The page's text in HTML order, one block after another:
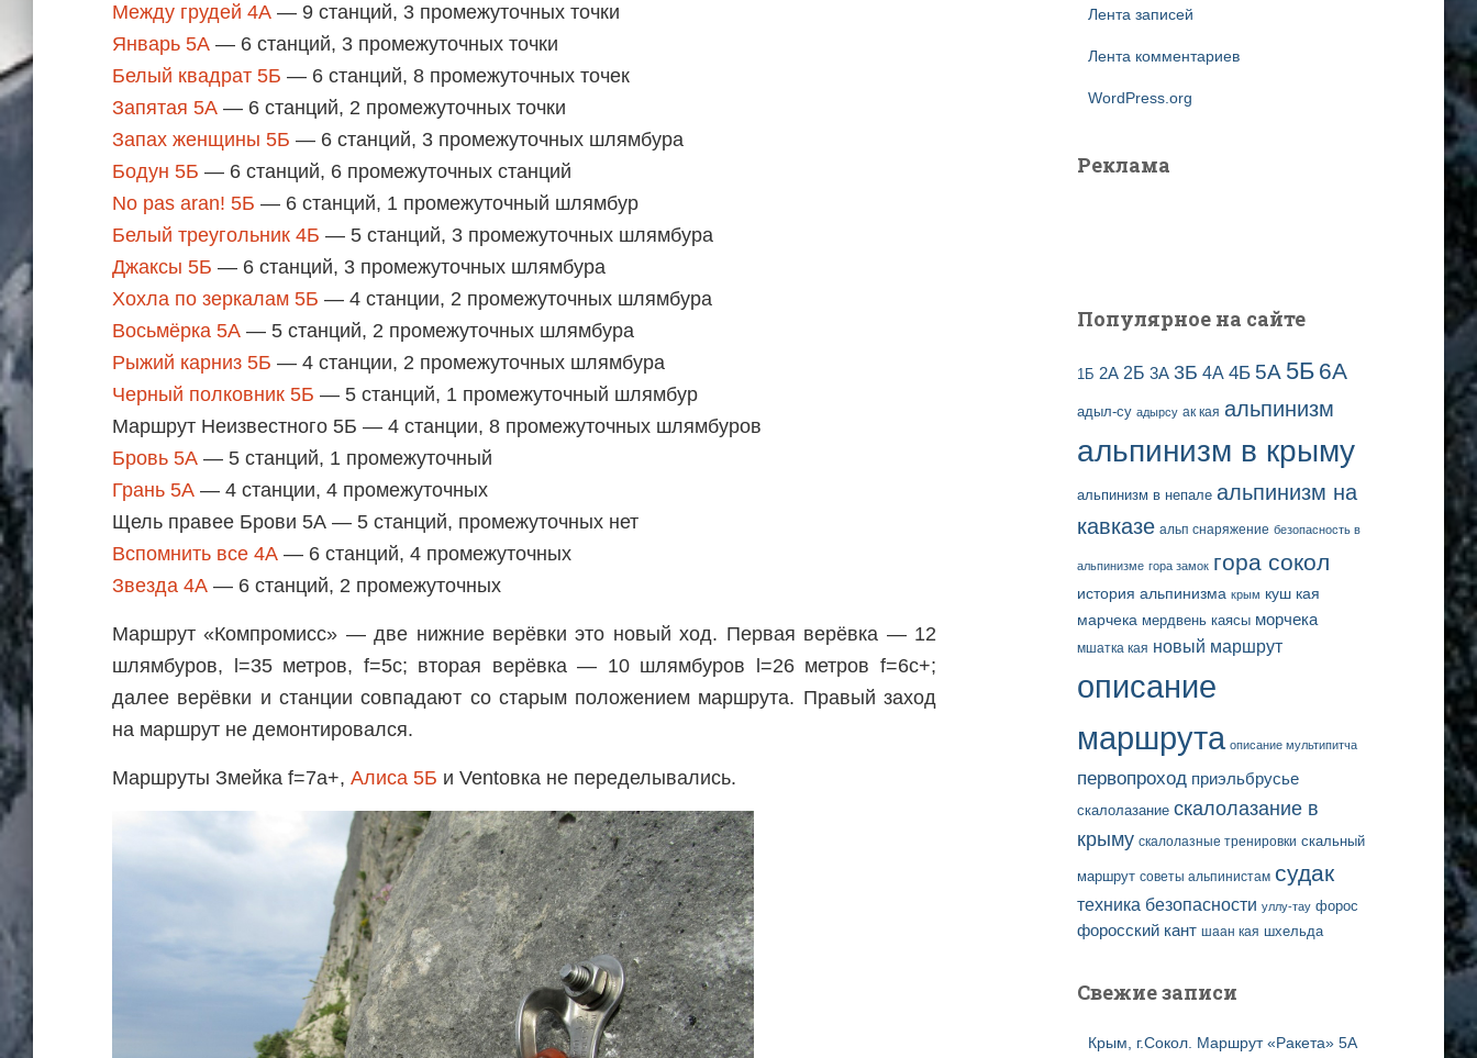
Между грудей 4А — 9 станций, 3 промежуточных точки
Январь 5А — 6 станций, 3 промежуточных точки
Белый квадрат 5Б — 6 станций, 8 промежуточных точек
Запятая 5А — 6 станций, 2 промежуточных точки
Запах женщины 5Б — 6 станций, 3 промежуточных шлямбура
Бодун 5Б — 6 станций, 6 промежуточных станций
No pas aran! 5Б — 6 станций, 1 промежуточный шлямбур
Белый треугольник 4Б — 5 станций, 3 промежуточных шлямбура
Джаксы 5Б — 6 станций, 3 промежуточных шлямбура
Хохла по зеркалам 5Б — 4 станции, 2 промежуточных шлямбура
Восьмёрка 5А — 5 станций, 2 промежуточных шлямбура
Рыжий карниз 5Б — 4 станции, 2 промежуточных шлямбура
Черный полковник 5Б — 5 станций, 1 промежуточный шлямбур
Маршрут Неизвестного 5Б — 4 станции, 8 промежуточных шлямбуров
Бровь 5А — 5 станций, 1 промежуточный
Грань 5А — 4 станции, 4 промежуточных
Щель правее Брови 5А — 5 станций, промежуточных нет
Вспомнить все 4А — 6 станций, 4 промежуточных
Звезда 4А — 6 станций, 2 промежуточных
Маршрут «Компромисс» — две нижние верёвки это новый ход. Первая верёвка — 12
шлямбуров, l=35 метров, f=5c; вторая верёвка — 10 шлямбуров l=26 метров f=6c+;
далее верёвки и станции совпадают со старым положением маршрута. Правый заход
на маршрут не демонтировался.
Маршруты Змейка f=7a+, Алиса 5Б и Ventoвка не переделывались.
Лента записей
Лента комментариев
WordPress.org
Реклама
Популярное на сайте
1Б 2А 2Б 3А 3Б 4А 4Б 5А 5Б 6А
адыл-су адырсу ак кая альпинизм
альпинизм в крыму
альпинизм в непале альпинизм на
кавказе альп снаряжение безопасность в
альпинизме гора замок гора сокол
история альпинизма крым куш кая
марчека мердвень каясы морчека
мшатка кая новый маршрут
описание
маршрута описание мультипитча
первопроход приэльбрусье
скалолазание скалолазание в
крыму скалолазные тренировки скальный
маршрут советы альпинистам судак
техника безопасности уллу-тау форос
форосский кант шаан кая шхельда
Свежие записи
Крым, г.Сокол. Маршрут «Ракета» 5А